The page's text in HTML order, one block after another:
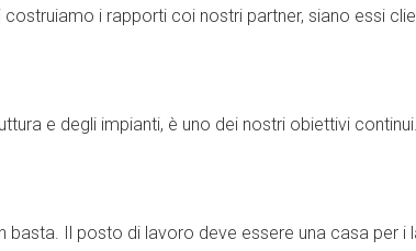
i rapporti coi nostri partner, siano essi
e degli impianti, è uno dei nostri obiettivi continui.
basta. Il posto di lavoro deve essere una casa per